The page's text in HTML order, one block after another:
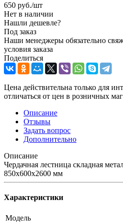
650 руб./шт
Нет в наличии
Нашли дешевле?
Под заказ
Наши менеджеры обязательно
условия заказа
Поделиться
Цена действительна только для
отличаться от цен в розничных
Описание
Отзывы
Задать вопрос
Дополнительно
Описание
Чердачная лестница складная
850х600х2600 мм
Характеристики
Модель